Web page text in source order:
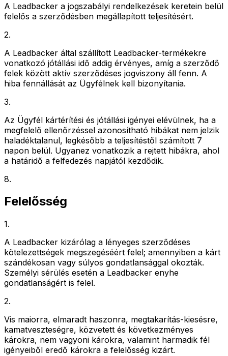
A Leadbacker a jogszabályi rendelkezések keretein belül
felelős a szerződésben megállapított teljesítésért.
2.
A Leadbacker által szállított Leadbacker-termékekre
vonatkozó jótállási idő addig érvényes, amíg a szerződő
felek között aktív szerződéses jogviszony áll fenn. A
hiba fennállását az Ügyfélnek kell bizonyítania.
3.
Az Ügyfél kártérítési és jótállási igényei elévülnek, ha a
megfelelő ellenőrzéssel azonosítható hibákat nem jelzik
haladéktalanul, legkésőbb a teljesítéstől számított 7
napon belül. Ugyanez vonatkozik a rejtett hibákra, ahol
a határidő a felfedezés napjától kezdődik.
8.
Felelősség
1.
A Leadbacker kizárólag a lényeges szerződéses
kötelezettségek megszegéséért felel; amennyiben a kárt
szándékosan vagy súlyos gondatlansággal okozták.
Személyi sérülés esetén a Leadbacker enyhe
gondatlanságért is felel.
2.
Vis maiorra, elmaradt haszonra, megtakarítás-kiesésre,
kamatveszteségre, közvetett és következményes
károkra, nem vagyoni károkra, valamint harmadik fél
igényeiből eredő károkra a felelősség kizárt.